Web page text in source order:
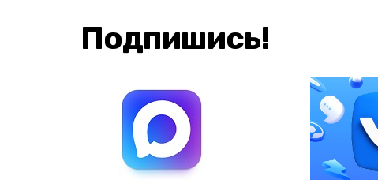
Подпишись!